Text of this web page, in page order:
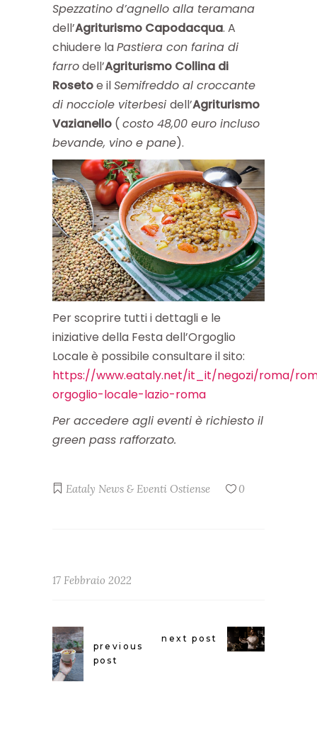
Spezzatino d’agnello alla teramana
dell’Agriturismo Capodacqua. A
chiudere laPastiera con farina di
farrodell’Agriturismo Collina di
Rosetoe ilSemifreddo al croccante
di nocciole viterbesi dell’Agriturismo
Vazianello ( costo 48,00 euro incluso
bevande, vino e pane).
Per scoprire tutti i dettagli e le
iniziative della Festa dell’Orgoglio
Locale è possibile consultare il sito:
https://www.eataly.net/it_it/negozi/roma/
orgoglio-locale-lazio-roma
Per accedere agli eventi è richiesto il
green pass rafforzato.
Eataly News & Eventi Ostiense 0
17 Febbraio 2022
previous
post
next post